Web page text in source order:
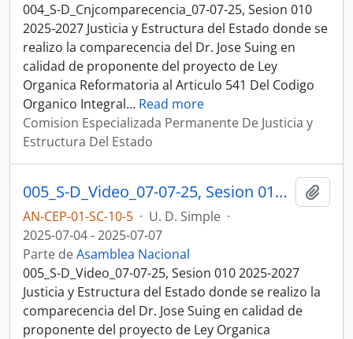
004_S-D_Cnjcomparecencia_07-07-25, Sesion 010
2025-2027 Justicia y Estructura del Estado donde se
realizo la comparecencia del Dr. Jose Suing en
calidad de proponente del proyecto de Ley
Organica Reformatoria al Articulo 541 Del Codigo
Organico Integral… Read more
Comision Especializada Permanente De Justicia y
Estructura Del Estado
005_S-D_Video_07-07-25, Sesion 010 Justicia y Estructura del Estado
AN-CEP-01-SC-10-5 · U. D. Simple ·
2025-07-04 - 2025-07-07
Parte deAsamblea Nacional
005_S-D_Video_07-07-25, Sesion 010 2025-2027
Justicia y Estructura del Estado donde se realizo la
comparecencia del Dr. Jose Suing en calidad de
proponente del proyecto de Ley Organica